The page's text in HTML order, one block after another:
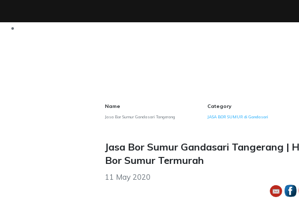
Name
Jasa Bor Sumur Gandasari Tangerang
Category
JASA BOR SUMUR di Gandasari
Jasa Bor Sumur Gandasari Tangerang |
Bor Sumur Termurah
11 May 2020